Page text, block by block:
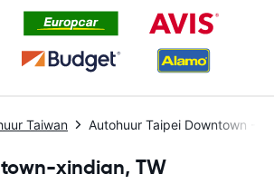
Taiwan Autohuur Taipei Downtown -
xindian, TW